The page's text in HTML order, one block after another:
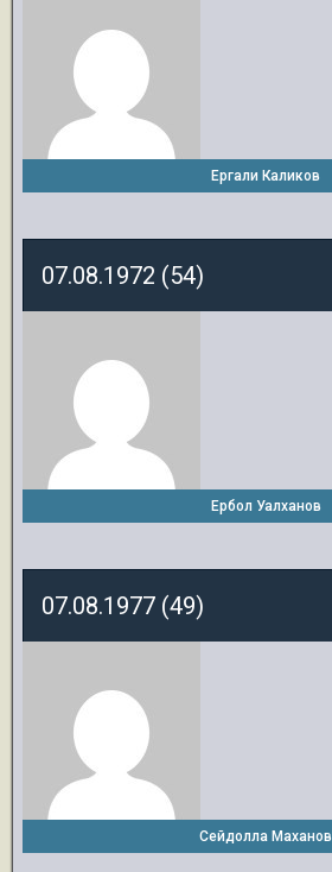
Ергали Каликов
07.08.1972 (54)
Ербол Уалханов
07.08.1977 (49)
Сейдолла Маханов